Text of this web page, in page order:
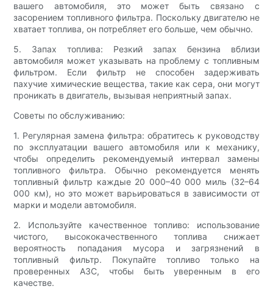
вашего автомобиля, это может быть связано с
засорением топливного фильтра. Поскольку двигателю не
хватает топлива, он потребляет его больше, чем обычно.
5. Запах топлива: Резкий запах бензина вблизи
автомобиля может указывать на проблему с топливным
фильтром. Если фильтр не способен задерживать
пахучие химические вещества, такие как сера, они могут
проникать в двигатель, вызывая неприятный запах.
Советы по обслуживанию:
1. Регулярная замена фильтра: обратитесь к руководству
по эксплуатации вашего автомобиля или к механику,
чтобы определить рекомендуемый интервал замены
топливного фильтра. Обычно рекомендуется менять
топливный фильтр каждые 20 000–40 000 миль (32–64
000 км), но это может варьироваться в зависимости от
марки и модели автомобиля.
2. Используйте качественное топливо: использование
чистого, высококачественного топлива снижает
вероятность попадания мусора и загрязнений в
топливный фильтр. Покупайте топливо только на
проверенных АЗС, чтобы быть уверенным в его
качестве.